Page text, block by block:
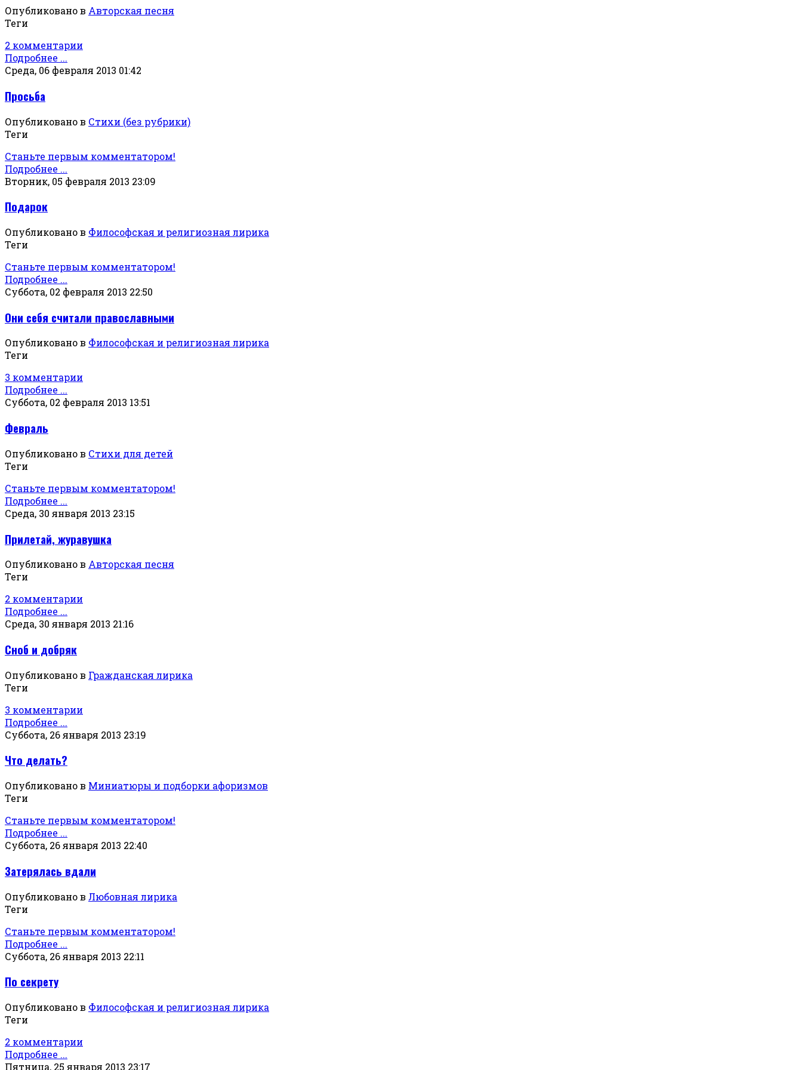
Опубликовано в Авторская песня
Теги
2 комментарии
Подробнее ...
Среда, 06 февраля 2013 01:42
Просьба
Опубликовано в Стихи (без рубрики)
Теги
Станьте первым комментатором!
Подробнее ...
Вторник, 05 февраля 2013 23:09
Подарок
Опубликовано в Философская и религиозная лирика
Теги
Станьте первым комментатором!
Подробнее ...
Суббота, 02 февраля 2013 22:50
Они себя считали православными
Опубликовано в Философская и религиозная лирика
Теги
3 комментарии
Подробнее ...
Суббота, 02 февраля 2013 13:51
Февраль
Опубликовано в Стихи для детей
Теги
Станьте первым комментатором!
Подробнее ...
Среда, 30 января 2013 23:15
Прилетай, журавушка
Опубликовано в Авторская песня
Теги
2 комментарии
Подробнее ...
Среда, 30 января 2013 21:16
Сноб и добряк
Опубликовано в Гражданская лирика
Теги
3 комментарии
Подробнее ...
Суббота, 26 января 2013 23:19
Что делать?
Опубликовано в Миниатюры и подборки афоризмов
Теги
Станьте первым комментатором!
Подробнее ...
Суббота, 26 января 2013 22:40
Затерялась вдали
Опубликовано в Любовная лирика
Теги
Станьте первым комментатором!
Подробнее ...
Суббота, 26 января 2013 22:11
По секрету
Опубликовано в Философская и религиозная лирика
Теги
2 комментарии
Подробнее ...
Пятница, 25 января 2013 23:17